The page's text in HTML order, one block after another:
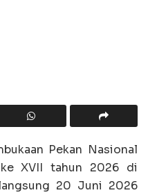
Pekan Nasional
XVII tahun 2026 di
20 Juni 2026